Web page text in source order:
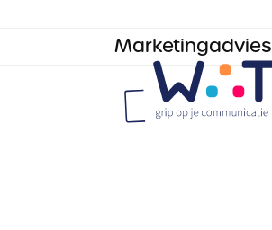
Marketingadvies